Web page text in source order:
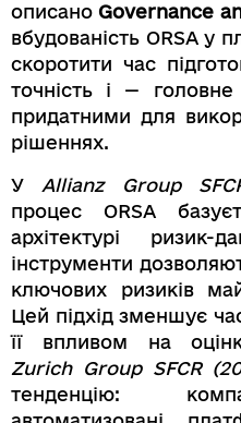
описаноGovernance
вбудованість ORSA у
скоротити час
точність і —
придатними для
рішеннях.
У Allianz Group
процес ORSA
архітектурі ризик-
інструменти
ключових ризиків
Цей підхід зменшує
її впливом на
Zurich Group SFCR
тенденцію: